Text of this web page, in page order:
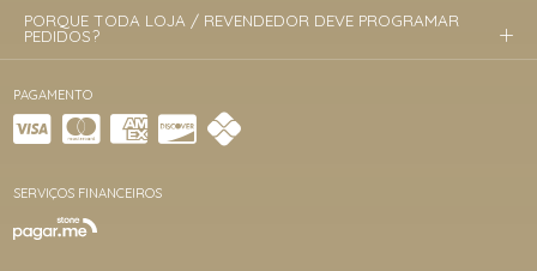
PAGAMENTO
SERVIÇOS FINANCEIROS
PORQUE TODA LOJA / REVENDEDOR DEVE PROGRAMAR
PEDIDOS?